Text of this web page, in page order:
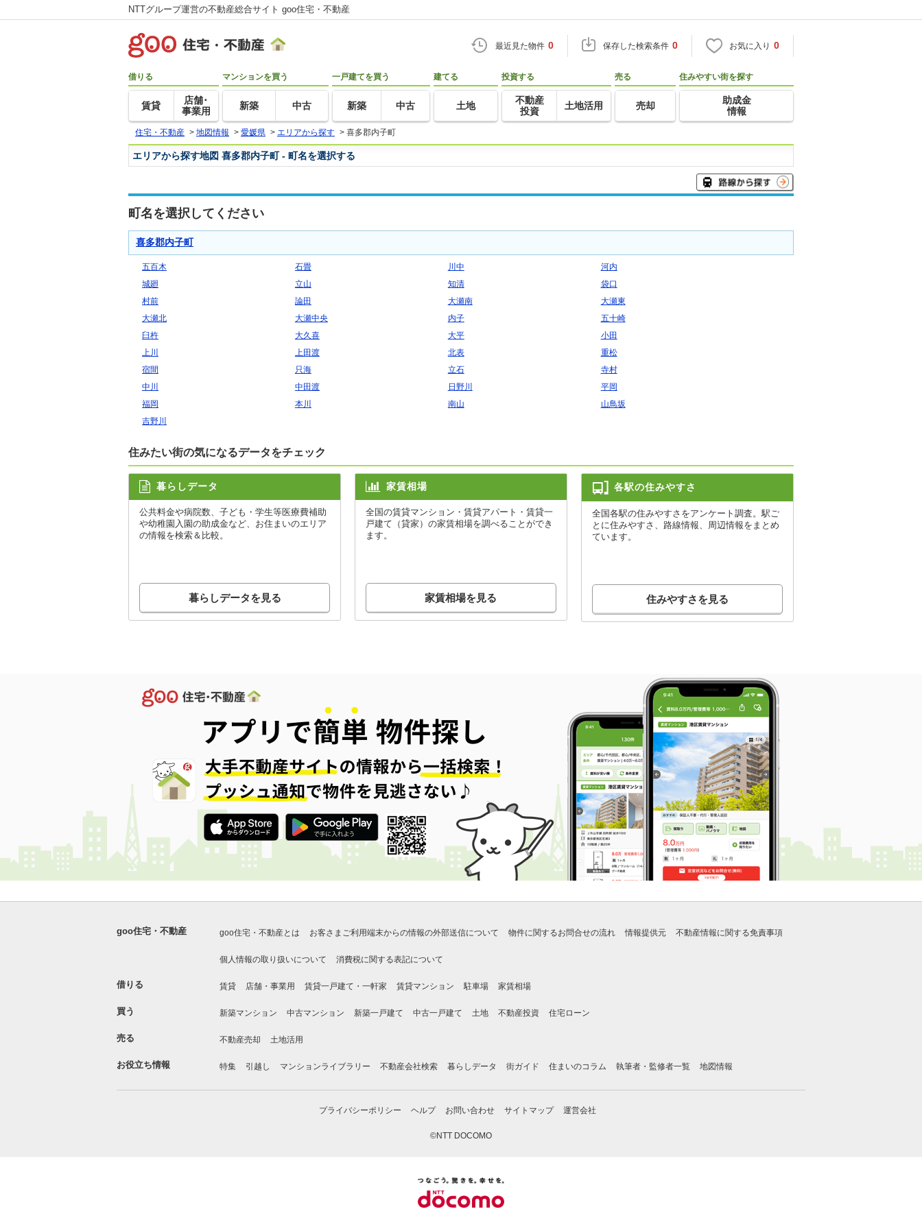
NTTグループ運営の不動産総合サイト goo住宅・不動産
最近見た物件 0 保存した検索条件 0 お気に入り 0
借りる
賃貸
店舗･
事業用
マンションを買う
新築 中古
一戸建てを買う
新築 中古
建てる
土地
投資する
不動産
投資
土地活用
売る
売却
住みやすい街を探す
助成金
情報
住宅・不動産 > 地図情報 > 愛媛県 > エリアから探す > 喜多郡内子町
エリアから探す地図 喜多郡内子町 - 町名を選択する
町名を選択してください
喜多郡内子町
五百木 石畳 川中
河内
城廻
立山 知清
袋口
村前
論田 大瀬南
大瀬東
大瀬北
大瀬中央 内子
五十崎
臼杵
大久喜 大平
小田
上川
上田渡 北表
重松
宿間
只海 立石
寺村
中川
中田渡 日野川
平岡
福岡
本川 南山
山鳥坂
吉野川
住みたい街の気になるデータをチェック
暮らしデータ
公共料金や病院数、子ども・学生等医療費補助
や幼稚園入園の助成金など、お住まいのエリア
の情報を検索＆比較。
暮らしデータを見る
家賃相場
全国の賃貸マンション・賃貸アパート・賃貸一
戸建て（貸家）の家賃相場を調べることができ
ます。
家賃相場を見る
各駅の住みやすさ
全国各駅の住みやすさをアンケート調査。駅ご
とに住みやすさ、路線情報、周辺情報をまとめ
ています。
住みやすさを見る
goo住宅・不動産 goo住宅・不動産とは お客さまご利用端末からの情報の外部送信について 物件に関するお問合せの流れ 情報提供元 不動産情報に関する免責事項
個人情報の取り扱いについて 消費税に関する表記について
借りる 賃貸 店舗・事業用 賃貸一戸建て・一軒家 賃貸マンション 駐車場 家賃相場
買う 新築マンション 中古マンション 新築一戸建て 中古一戸建て 土地 不動産投資 住宅ローン
売る 不動産売却 土地活用
お役立ち情報 特集 引越し マンションライブラリー 不動産会社検索 暮らしデータ 街ガイド 住まいのコラム 執筆者・監修者一覧 地図情報
プライバシーポリシー ヘルプ お問い合わせ サイトマップ 運営会社
©NTT DOCOMO